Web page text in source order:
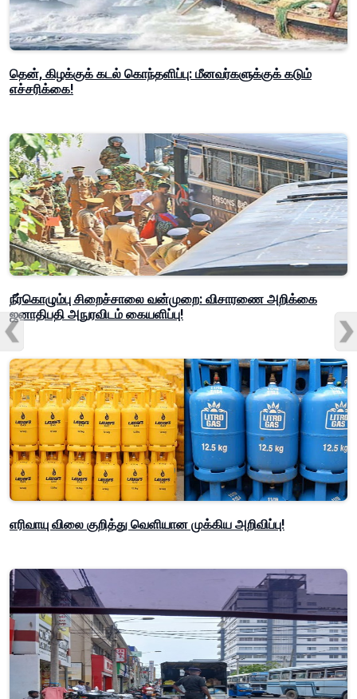
தென், கிழக்குக் கடல் கொந்தளிப்பு: மீனவர்களுக்குக் கடும்
எச்சரிக்கை!
நீர்கொழும்பு சிறைச்சாலை வன்முறை: விசாரணை அறிக்கை
ஜனாதிபதி அநுரவிடம் கையளிப்பு!
எரிவாயு விலை குறித்து வெளியான முக்கிய அறிவிப்பு!